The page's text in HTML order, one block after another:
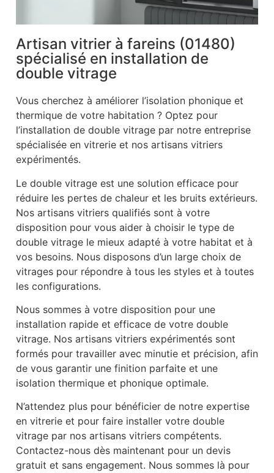
Artisan vitrier à fareins (01480)
spécialisé en installation de
double vitrage
Vous cherchez à améliorer l’isolation phonique et
thermique de votre habitation ? Optez pour
l’installation de double vitrage par notre entreprise
spécialisée en vitrerie et nos artisans vitriers
expérimentés.
Le double vitrage est une solution efficace pour
réduire les pertes de chaleur et les bruits extérieurs.
Nos artisans vitriers qualifiés sont à votre
disposition pour vous aider à choisir le type de
double vitrage le mieux adapté à votre habitat et à
vos besoins. Nous disposons d’un large choix de
vitrages pour répondre à tous les styles et à toutes
les configurations.
Nous sommes à votre disposition pour une
installation rapide et efficace de votre double
vitrage. Nos artisans vitriers expérimentés sont
formés pour travailler avec minutie et précision, afin
de vous garantir une finition parfaite et une
isolation thermique et phonique optimale.
N’attendez plus pour bénéficier de notre expertise
en vitrerie et pour faire installer votre double
vitrage par nos artisans vitriers compétents.
Contactez-nous dès maintenant pour un devis
gratuit et sans engagement. Nous sommes là pour